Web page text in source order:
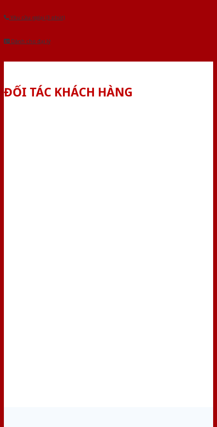
Yêu cầu gọi lại (3 phút)
Dành cho đại lý
ĐỐI TÁC KHÁCH HÀNG